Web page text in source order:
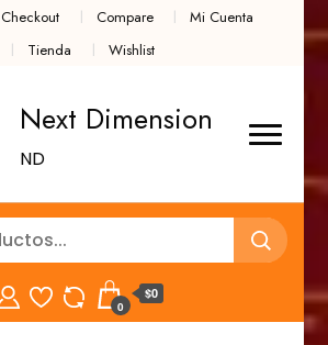
Checkout Compare
Mi Cuenta
Tienda
Wishlist
Next Dimension
ND
0
$0